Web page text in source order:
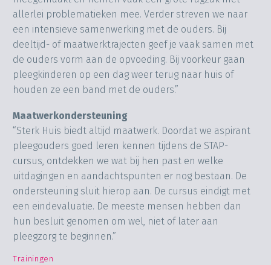
allerlei problematieken mee. Verder streven we naar
een intensieve samenwerking met de ouders. Bij
deeltijd- of maatwerktrajecten geef je vaak samen met
de ouders vorm aan de opvoeding. Bij voorkeur gaan
pleegkinderen op een dag weer terug naar huis of
houden ze een band met de ouders.”
Maatwerkondersteuning
“Sterk Huis biedt altijd maatwerk. Doordat we aspirant
pleegouders goed leren kennen tijdens de STAP-
cursus, ontdekken we wat bij hen past en welke
uitdagingen en aandachtspunten er nog bestaan. De
ondersteuning sluit hierop aan. De cursus eindigt met
een eindevaluatie. De meeste mensen hebben dan
hun besluit genomen om wel, niet of later aan
pleegzorg te beginnen.”
Trainingen